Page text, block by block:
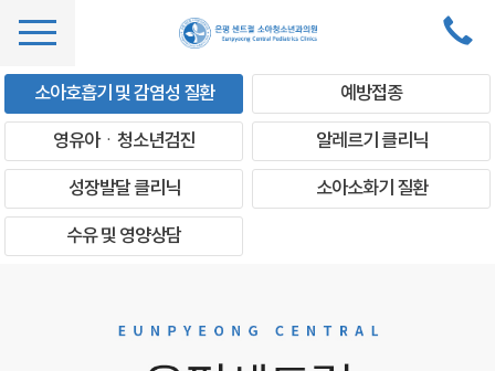
소아호흡기 및 감염성 질환 예방접종
영유아ㆍ청소년검진 알레르기 클리닉
성장발달 클리닉 소아소화기 질환
수유 및 영양상담